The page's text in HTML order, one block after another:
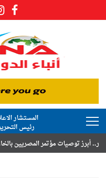
المستشار
رئيس
مؤتمر المصريين بالخارج